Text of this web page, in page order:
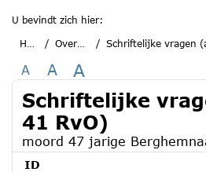
U bevindt zich hier:
Home
Overzichten Schriftelijke vragen (artikel 41
A A A
Schriftelijke
41 RvO)
moord 47 jarige
ID